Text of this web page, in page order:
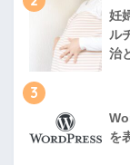
妊
ル
治
3
を